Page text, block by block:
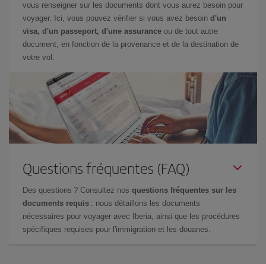
vous renseigner sur les documents dont vous aurez besoin pour
voyager. Ici, vous pouvez vérifier si vous avez besoin d'un
visa, d'un passeport, d'une assurance ou de tout autre
document, en fonction de la provenance et de la destination de
votre vol.
Questions fréquentes (FAQ)
Des questions ? Consultez nos questions fréquentes sur les
documents requis : nous détaillons les documents
nécessaires pour voyager avec Iberia, ainsi que les procédures
spécifiques requises pour l'immigration et les douanes.